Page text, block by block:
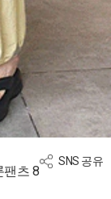
SNS 공유
츠 8